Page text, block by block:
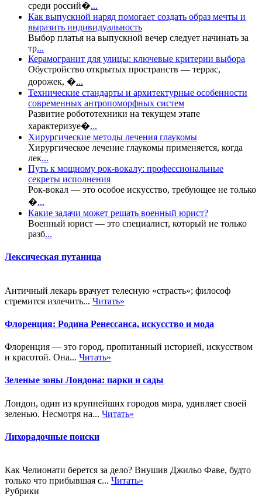
среди россий�...
Как выпускной наряд помогает создать образ мечты и
выразить индивидуальность
Выбор платья на выпускной вечер следует начинать за
тр...
Керамогранит для улицы: ключевые критерии выбора
Обустройство открытых пространств — террас,
дорожек, �...
Технические стандарты и архитектурные особенности
современных антропоморфных систем
Развитие робототехники на текущем этапе
характеризуе�...
Хирургические методы лечения глаукомы
Хирургическое лечение глаукомы применяется, когда
лек...
Путь к мощному рок-вокалу: профессиональные
секреты исполнения
Рок-вокал — это особое искусство, требующее не только
�...
Какие задачи может решать военный юрист?
Военный юрист — это специалист, который не только
разб...
Лексическая путаница
Античный лекарь врачует телесную «страсть»; философ
стремится излечить... Читать»
Флоренция: Родина Ренессанса, искусство и мода
Флоренция — это город, пропитанный историей, искусством
и красотой. Она... Читать»
Зеленые зоны Лондона: парки и сады
Лондон, один из крупнейших городов мира, удивляет своей
зеленью. Несмотря на... Читать»
Лихорадочные поиски
Как Челионати берется за дело? Внушив Джильо Фаве, будто
только что прибывшая с... Читать»
Рубрики